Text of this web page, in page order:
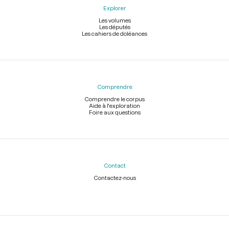
Explorer
Les volumes
Les députés
Les cahiers de doléances
Comprendre
Comprendre le corpus
Aide à l'exploration
Foire aux questions
Contact
Contactez-nous
Légal